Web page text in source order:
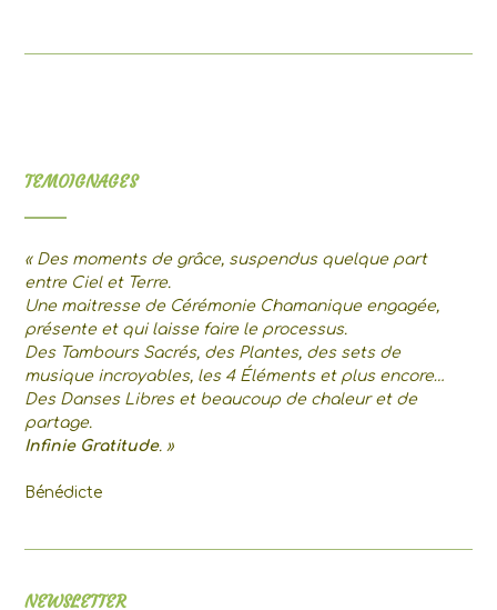
TEMOIGNAGES
« Des moments de grâce, suspendus quelque part
entre Ciel et Terre.
Une maitresse de Cérémonie Chamanique engagée,
présente et qui laisse faire le processus.
Des Tambours Sacrés, des Plantes, des sets de
musique incroyables, les 4 Éléments et plus encore…
Des Danses Libres et beaucoup de chaleur et de
partage.
Infinie Gratitude. »
Bénédicte
NEWSLETTER